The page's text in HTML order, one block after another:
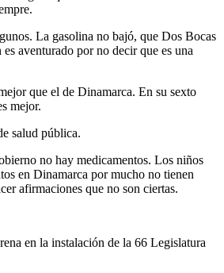
La gasolina no bajó, que Dos Bocas
aventurado por no decir que es una
que el de Dinamarca. En su sexto
mejor.
salud pública.
no hay medicamentos. Los niños
en Dinamarca por mucho no tienen
afirmaciones que no son ciertas.
en la instalación de la 66 Legislatura